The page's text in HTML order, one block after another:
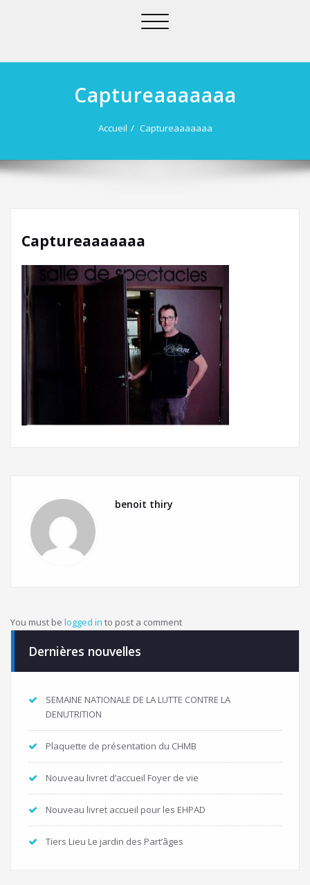
Afficher/masquer
Captureaaaaaaa
Accueil Captureaaaaaaa
Captureaaaaaaa
benoit thiry
You must be logged in to post a comment
Dernières nouvelles
SEMAINE NATIONALE DE LA LUTTE CONTRE LA
DENUTRITION
Plaquette de présentation du CHMB
Nouveau livret d’accueil Foyer de vie
Nouveau livret accueil pour les EHPAD
Tiers Lieu Le jardin des Part’âges